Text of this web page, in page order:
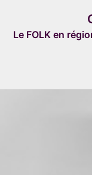
contenu
Le FOLK en